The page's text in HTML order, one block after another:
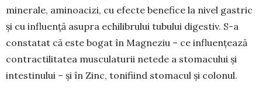
minerale, aminoacizi, cu efecte benefice la nivel gastric
și cu influență asupra echilibrului tubului digestiv. S-a
constatat că este bogat în Mag­neziu – ce influenţează
contractilitatea musculaturii netede a stomacului şi
intestinului – şi în Zinc, toni­fiind stomacul şi colonul.